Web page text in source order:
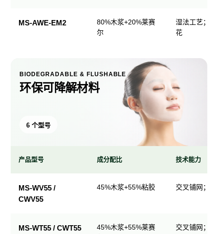
MS-AWE-EM2
80%木浆+20%莱赛
尔
湿法工艺；
花
BIODEGRADABLE & FLUSHABLE
环保可降解材料
6 个型号
产品型号 成分配比 技术能力
MS-WV55 /
CWV55
45%木浆+55%粘胶 交叉铺网；
MS-WT55 / CWT55
45%木浆+55%莱赛
交叉铺网；